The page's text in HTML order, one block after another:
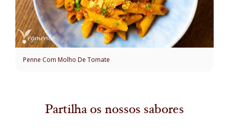
Penne Com Molho De Tomate
Partilha os nossos sabores